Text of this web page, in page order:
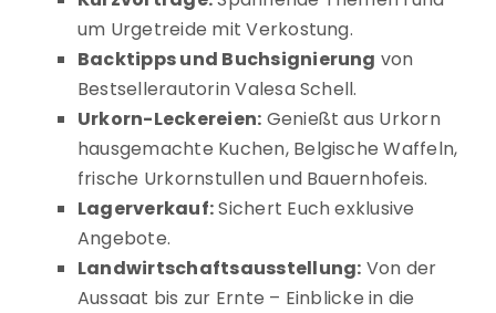
um Urgetreide mit Verkostung.
Backtipps und Buchsignierung von
Bestsellerautorin Valesa Schell.
Urkorn-Leckereien: Genießt aus Urkorn
hausgemachte Kuchen, Belgische Waffeln,
frische Urkornstullen und Bauernhofeis.
Lagerverkauf:Sichert Euch exklusive
Angebote.
Landwirtschaftsausstellung: Von der
Aussaat bis zur Ernte – Einblicke in die